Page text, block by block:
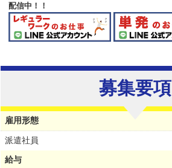
配信中！！
募集要項
雇用形態
派遣社員
給与